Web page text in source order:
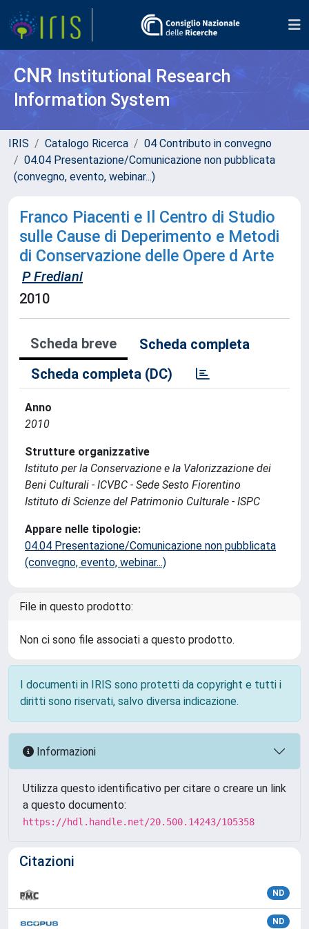
CNR Institutional Research
Information System
IRIS Catalogo Ricerca
04 Contributo in convegno
04.04 Presentazione/Comunicazione non pubblicata
(convegno, evento, webinar...)
Franco Piacenti e Il Centro di Studio
sulle Cause di Deperimento e Metodi
di Conservazione delle Opere d Arte
P Frediani
2010
Scheda breve
Scheda completa
Scheda completa (DC)
Anno
2010
Strutture organizzative
Istituto per la Conservazione e la Valorizzazione dei
Beni Culturali - ICVBC - Sede Sesto Fiorentino
Istituto di Scienze del Patrimonio Culturale - ISPC
Appare nelle tipologie:
04.04 Presentazione/Comunicazione non pubblicata
(convegno, evento, webinar...)
File in questo prodotto:
Non ci sono file associati a questo prodotto.
I documenti in IRIS sono protetti da copyright e tutti i
diritti sono riservati, salvo diversa indicazione.
Informazioni
Utilizza questo identificativo per citare o creare un link
a questo documento:
https://hdl.handle.net/20.500.14243/105358
Citazioni
ND
ND